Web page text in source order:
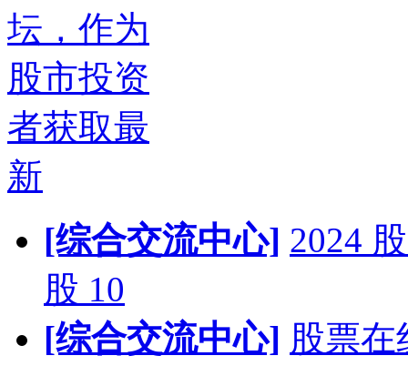
坛，作为
股市投资
者获取最
新
[综合交流中心] 2024
股 10
[综合交流中心] 股票